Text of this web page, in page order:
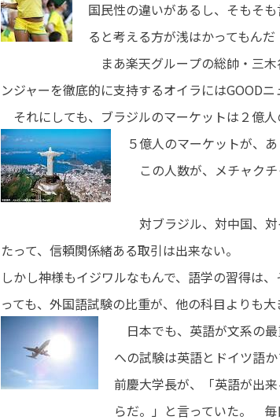
国民性の違いがあるし、そもそ
ると考える方が浅はかっても
まあ楽天グループの総帥・三
ンジャーを徹底的に支持するオイラにはGOODニ
それにしても、ブラジルのマーケットは２億
５億人のマーケットが、
この人数が、メチャク
対ブラジル、対中国、
たって、信頼関係緒ある取引は出来ない。
しかし神様もイジワルなもんで、語学の習得は
っても、外国語試験の比重が、他の科目よりも大
日本でも、英語が文系の最
への試験は英語とドイツ
前慶大学長が、「英語が出
らだ。」と言っていた。 毎